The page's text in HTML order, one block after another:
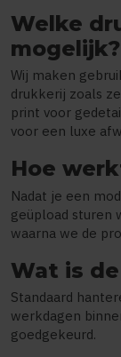
Welke
mogelijk?
Wij maken
drukkerij zoals
print voor
voor een luxe
Hoe
Nadat je een
geüpload sturen
waarna we de
Wat is
Standaard
werkdagen
goedgekeurd.